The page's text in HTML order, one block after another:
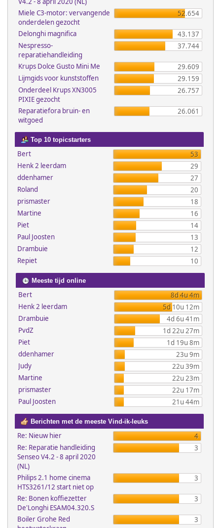
Miele C3-motor: vervangende
onderdelen gezocht
52.654
Delonghi magnifica
43.137
Nespresso-
reparatiehandleiding
37.744
Krups Dolce Gusto Mini Me
29.609
Lijmgids voor kunststoffen
29.159
Onderdeel Krups XN3005
PIXIE gezocht
26.757
Reparatiefora bruin- en
witgoed
26.061
Top 10 topicstarters
Bert
53
Henk 2 leerdam
29
ddenhamer
27
Roland
20
prismaster
18
Martine
16
Piet
14
Paul Joosten
13
Drambuie
12
Repiet
10
Meeste tijd online
Bert
8d 4u 4m
Henk 2 leerdam
5d 10u 12m
Drambuie
4d 6u 41m
PvdZ
1d 22u 27m
Piet
1d 19u 8m
ddenhamer
23u 9m
Judy
22u 39m
Martine
22u 23m
prismaster
22u 17m
Paul Joosten
21u 44m
Berichten met de meeste Vind-ik-leuks
Re: Nieuw hier
4
Re: Reparatie handleiding
Senseo V4.2 - 8 april 2020
(NL)
3
Philips 2.1 home cinema
HTS3261/12 start niet op
3
Re: Bonen koffiezetter
De'Longhi ESAM04.320.S
3
Boiler Grohe Red
3